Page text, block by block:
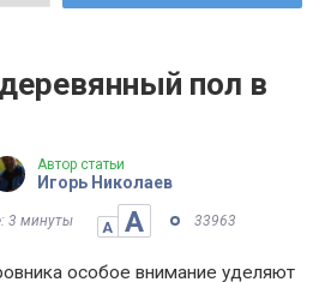
пол в
Автор статьи
Игорь Николаев
3 минуты А А 33963
особое внимание уделяют